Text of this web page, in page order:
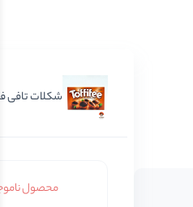
شکلات تافی
محصول